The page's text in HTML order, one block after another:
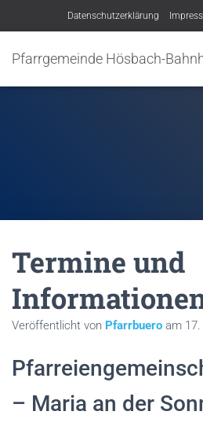
Datenschutzerklärung
Pfarrgemeinde Hösbach-
Termine und
Veröffentlicht von Pfarrbuero am
– Maria an der